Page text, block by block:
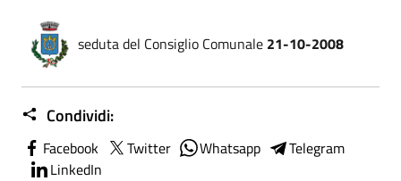
seduta del Consiglio Comunale 21-10-2008
Condividi:
Facebook Twitter Whatsapp
Telegram
LinkedIn